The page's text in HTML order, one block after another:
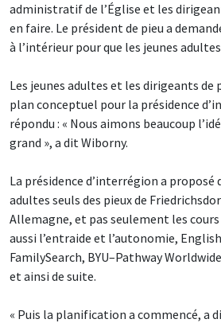
administratif de l’Église et les
en faire. Le président de pieu a
à l’intérieur pour que les jeunes
Les jeunes adultes et les dirigeants de
plan conceptuel pour la présidence
répondu : « Nous aimons beaucoup
grand », a dit Wiborny.
La présidence d’interrégion a proposé
adultes seuls des pieux de
Allemagne, et pas seulement les
aussi l’entraide et l’autonomie,
FamilySearch, BYU–Pathway
et ainsi de suite.
« Puis la planification a commencé, a